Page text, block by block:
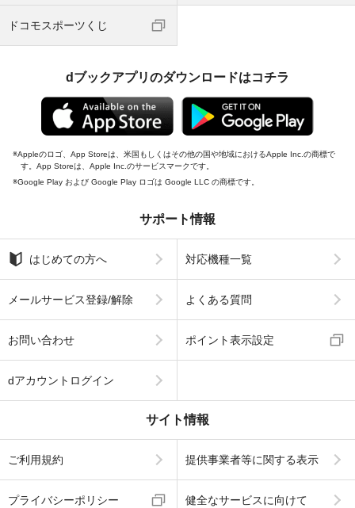
ドコモスポーツくじ
dブックアプリのダウンロードはコチラ
Appleのロゴ、App Storeは、米国もしくはその他の国や地域におけるApple Inc.の商標で
す。App Storeは、Apple Inc.のサービスマークです。
Google Play および Google Play ロゴは Google LLC の商標です。
サポート情報
はじめての方へ 対応機種一覧
メールサービス登録/解除 よくある質問
お問い合わせ ポイント表示設定
dアカウントログイン
サイト情報
ご利用規約 提供事業者等に関する表示
プライバシーポリシー 健全なサービスに向けて